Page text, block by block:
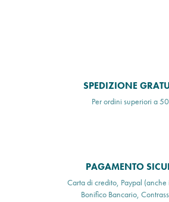
SPEDIZIONE
Per ordini superiori a
PAGAMENTO
Carta di credito, Paypal
Bonifico Bancario,